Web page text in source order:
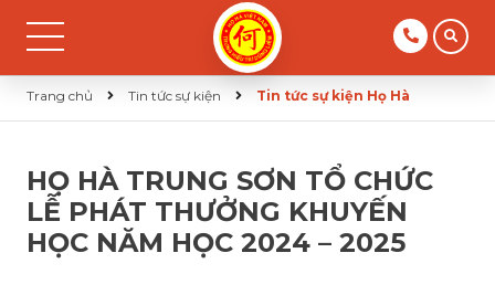
Trang chủ Tin tức sự kiện Tin tức sự kiện Họ Hà
HỌ HÀ TRUNG SƠN TỔ CHỨC
LỄ PHÁT THƯỞNG KHUYẾN
HỌC NĂM HỌC 2024 – 2025